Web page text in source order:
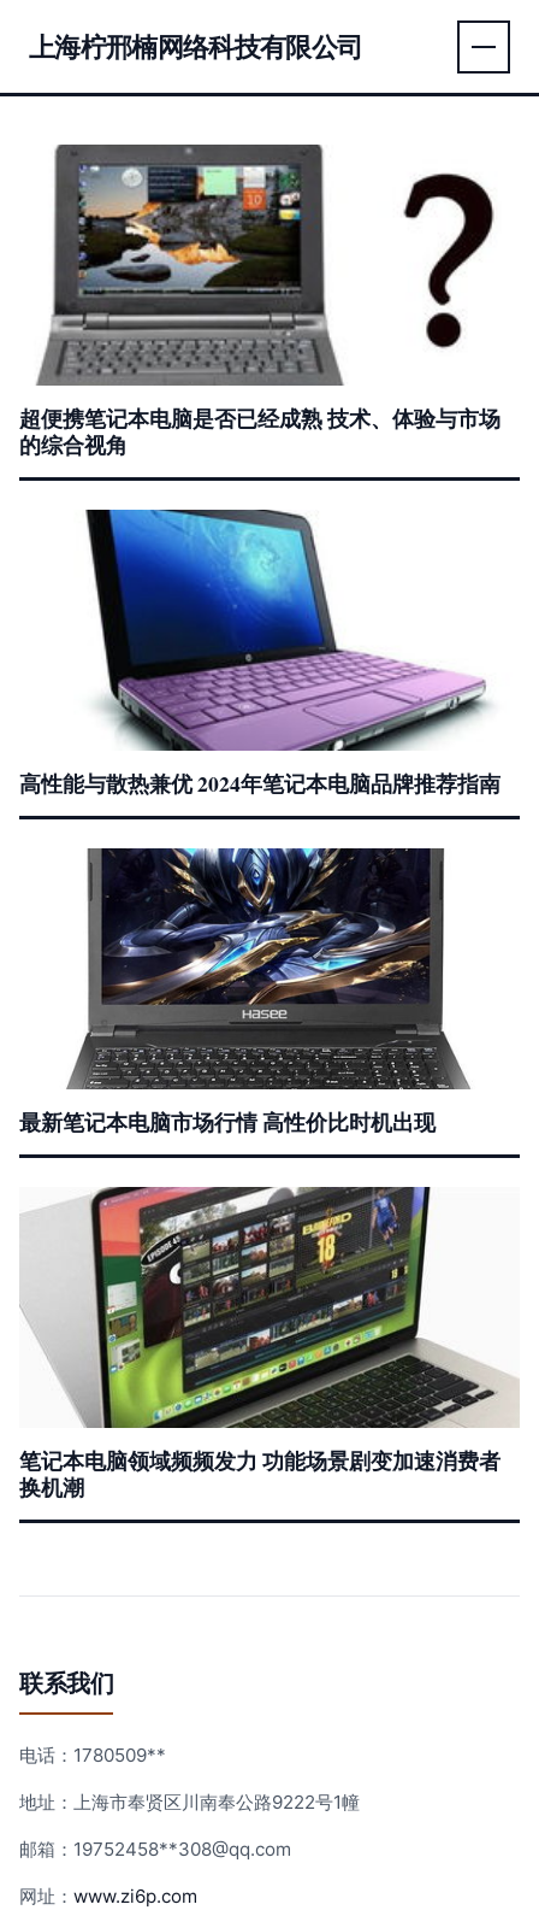
上海柠邢楠网络科技有限公司
超便携笔记本电脑是否已经成熟 技术、体验与市场
的综合视角
高性能与散热兼优 2024年笔记本电脑品牌推荐指南
最新笔记本电脑市场行情 高性价比时机出现
笔记本电脑领域频频发力 功能场景剧变加速消费者
换机潮
联系我们
电话：1780509**
地址：上海市奉贤区川南奉公路9222号1幢
邮箱：19752458**308@qq.com
网址： www.zi6p.com